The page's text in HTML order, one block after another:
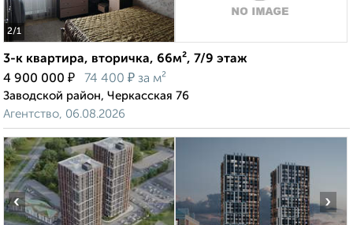
2/1
3-к квартира, вторичка, 66м², 7/9 этаж
4 900 000 ₽ 74 400 ₽ за м²
Заводской район, Черкасская 76
Агентство, 06.08.2026
‹ ›